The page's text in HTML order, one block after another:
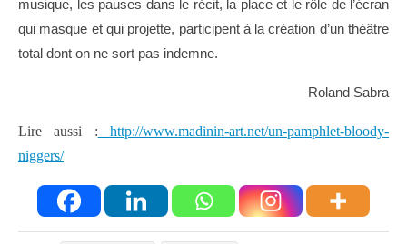
musique, les pauses dans le récit, la place et le rôle de l’écran
qui masque et qui projette, participent à la création d’un théâtre
total dont on ne sort pas indemne.
Roland Sabra
Lire aussi : http://www.madinin-art.net/un-pamphlet-bloody-
niggers/